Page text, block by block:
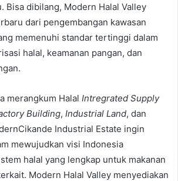
Bisa dibilang, Modern Halal Valley
dari pengembangan kawasan
memenuhi standar tertinggi dalam
halal, keamanan pangan, dan
merangkum Halal Intregrated Supply
Building, Industrial Land, dan
Industrial Estate ingin
mewujudkan visi Indonesia
halal yang lengkap untuk makanan
Modern Halal Valley menyediakan